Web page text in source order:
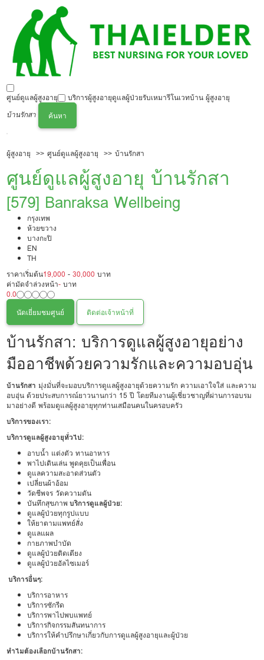
ศูนย์ดูแลผู้สูงอายุ บริการผู้สูงอายุดูแลผู้ป่วยรับเหมารีโนเวทบ้าน ผู้สูงอายุ
บ้านรักสา
ค้นหา
ผู้สูงอายุ ศูนย์ดูแลผู้สูงอายุ บ้านรักสา
ศูนย์ดูแลผู้สูงอายุ บ้านรักสา
[579] Banraksa Wellbeing
กรุงเทพ
ห้วยขวาง
บางกะปิ
EN
TH
ราคาเริ่มต้น19,000 -30,000 บาท
ค่ามัดจำล่วงหน้า- บาท
0.0
นัดเยี่ยมชมศูนย์
ติดต่อเจ้าหน้าที่
บ้านรักสา: บริการดูแลผู้สูงอายุอย่าง
มืออาชีพด้วยความรักและความอบอุ่น
บ้านรักสา มุ่งมั่นที่จะมอบบริการดูแลผู้สูงอายุด้วยความรัก ความเอาใจใส่ และความ
อบอุ่น ด้วยประสบการณ์ยาวนานกว่า 15 ปี โดยทีมงานผู้เชี่ยวชาญที่ผ่านการอบรม
มาอย่างดี พร้อมดูแลผู้สูงอายุทุกท่านเสมือนคนในครอบครัว
บริการของเรา:
บริการดูแลผู้สูงอายุทั่วไป:
อาบน้ำ แต่งตัว ทานอาหาร
พาไปเดินเล่น พูดคุยเป็นเพื่อน
ดูแลความสะอาดส่วนตัว
เปลี่ยนผ้าอ้อม
วัดชีพจร วัดความดัน
บันทึกสุขภาพ บริการดูแลผู้ป่วย:
ดูแลผู้ป่วยทุกรูปแบบ
ให้ยาตามแพทย์สั่ง
ดูแลแผล
กายภาพบำบัด
ดูแลผู้ป่วยติดเตียง
ดูแลผู้ป่วยอัลไซเมอร์
บริการอื่นๆ:
บริการอาหาร
บริการซักรีด
บริการพาไปพบแพทย์
บริการกิจกรรมสันทนาการ
บริการให้คำปรึกษาเกี่ยวกับการดูแลผู้สูงอายุและผู้ป่วย
ทำไมต้องเลือกบ้านรักสา: